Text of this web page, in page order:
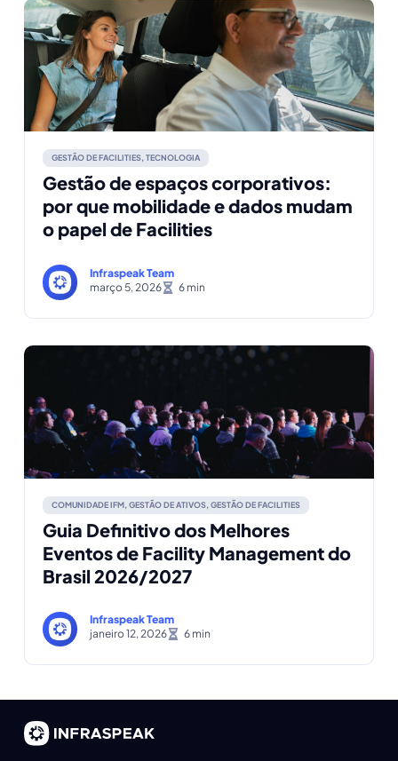
GESTÃO DE FACILITIES,TECNOLOGIA
Gestão de espaços corporativos:
por que mobilidade e dados mudam
o papel de Facilities
Infraspeak Team
março 5, 2026
COMUNIDADE IFM, GESTÃO DE ATIVOS, GESTÃO DE FACILITIES
Guia Definitivo dos Melhores
Eventos de Facility Management do
Brasil 2026/2027
Infraspeak Team
janeiro 12, 2026